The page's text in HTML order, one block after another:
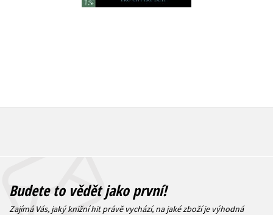
Budete to vědět jako první!
Zajímá Vás, jaký knižní hit právě vychází, na jaké zboží je výhodná